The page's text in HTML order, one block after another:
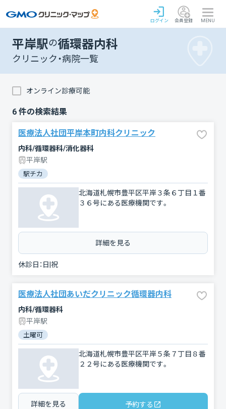
ログイン 会員登録 MENU
平岸駅の循環器内科
クリニック・病院一覧
オンライン診療可能
6 件の検索結果
医療法人社団平岸本町内科クリニック
内科/循環器科/消化器科
平岸駅
駅チカ
北海道札幌市豊平区平岸３条６丁目１番
３６号にある医療機関です。
詳細を見る
休診日： 日|祝
医療法人社団あいだクリニック循環器内科
内科/循環器科
平岸駅
土曜可
北海道札幌市豊平区平岸５条７丁目８番
２２号にある医療機関です。
詳細を見る 予約する